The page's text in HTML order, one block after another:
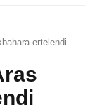
ertelendi